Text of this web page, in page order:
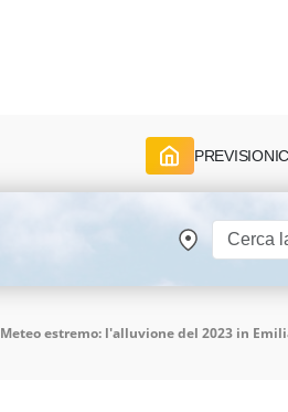
PREVISIONI
Meteo estremo: l'alluvione del 2023 in